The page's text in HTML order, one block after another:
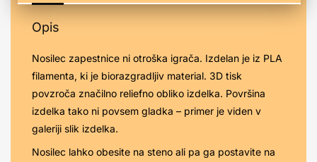
Opis
Nosilec zapestnice ni otroška igrača. Izdelan je iz PLA
filamenta, ki je biorazgradljiv material. 3D tisk
povzroča značilno reliefno obliko izdelka. Površina
izdelka tako ni povsem gladka – primer je viden v
galeriji slik izdelka.
Nosilec lahko obesite na steno ali pa ga postavite na